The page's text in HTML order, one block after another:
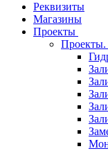
Реквизиты
Магазины
Проекты
Проекты.